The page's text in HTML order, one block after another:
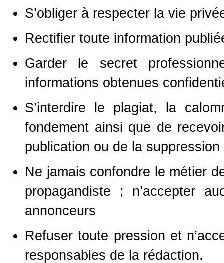
S’obliger à respecter la vie
Rectifier toute information
Garder le secret
informations obtenues
S’interdire le plagiat, la
fondement ainsi que de
publication ou de la suppression
Ne jamais confondre le métier
propagandiste ; n’accepter
annonceurs
Refuser toute pression et
responsables de la rédaction.